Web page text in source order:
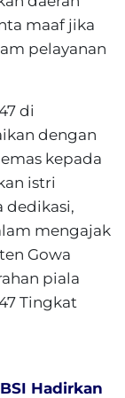
maaf jika
pelayanan
di
dengan
kepada
istri
dedikasi,
mengajak
Gowa
piala
Tingkat
Hadirkan